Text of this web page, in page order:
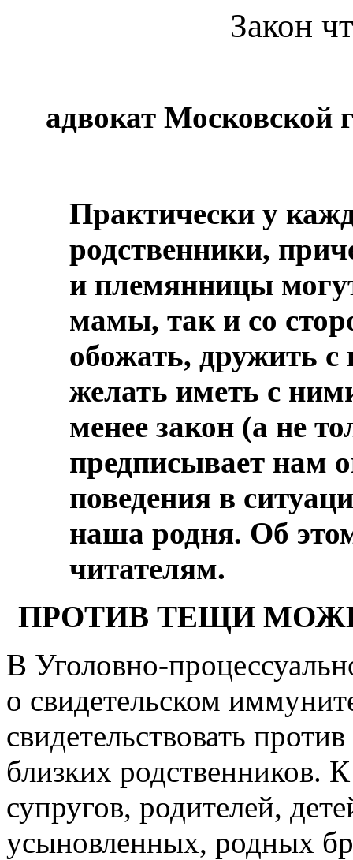
Закон
адвокат Московской
Практически у
родственники,
и племянницы
мамы, так и со
обожать, дружить
желать иметь с
менее закон (а не
предписывает нам
поведения в
наша родня. Об
читателям.
ПРОТИВ ТЕЩИ
В Уголовно-
о свидетельском
свидетельствовать
близких родственников.
супругов, родителей,
усыновленных, родных